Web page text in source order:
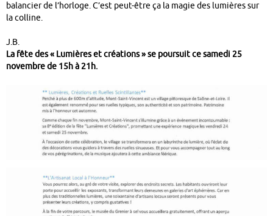
balancier de l’horloge. C’est peut-être ça la magie des lumières sur
la colline.
J.B.
La fête des « Lumières et créations » se poursuit ce samedi 25
novembre de 15h à 21h.